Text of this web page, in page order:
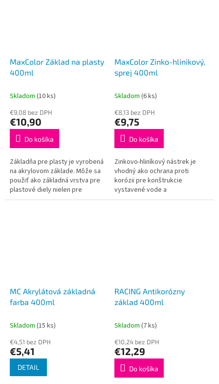
MaxColor Základ na plasty
400ml
Skladom (10 ks)
€9,08 bez DPH
€10,90
Do košíka
Základňa pre plasty je vyrobená
na akrylovom základe. Môže sa
použiť ako základná vrstva pre
plastové diely nielen pre
automobily. Mierne strieborný
MaxColor Zinko-hlinikový,
sprej 400ml
Skladom (6 ks)
€8,13 bez DPH
€9,75
Do košíka
Zinkovo-hliníkový nástrek je
vhodný ako ochrana proti
korózii pre konštrukcie
vystavené vode a
poveternostným vplyvom. Na
MC Akrylátová základná
farba 400ml
Skladom (15 ks)
€4,51 bez DPH
€5,41
DETAIL
RACING Antikorózny
základ 400ml
Skladom (7 ks)
€10,24 bez DPH
€12,29
Do košíka